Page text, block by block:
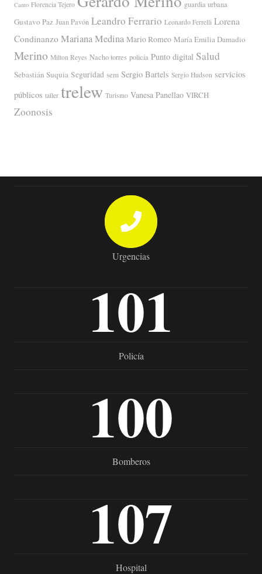
Canto Florencia Tejero guardia urbana
Gustavo Paz Juan Pavón Leandro Ferrario Leonardo Ferrelli Lorena
Condinanzo Mariana Medina Mario Romeo María Emilia Damadio
Merino Milton Reyes Nacho torres policía Punto digital Salud
Sebastián Suquia Seguridad sem Sergio Bartels Sergio Hudson servicios
públicos taller trelew Turismo Vanesa Panellao VIRCH
Zoonosis
Urgencias
101
Policía
100
Bomberos
107
Hospital